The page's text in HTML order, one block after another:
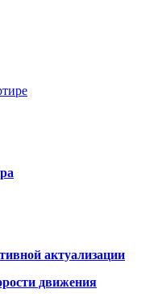
актуализации
движения